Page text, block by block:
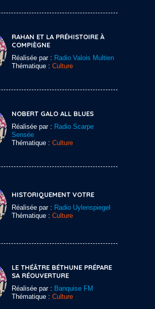
RAHAN ET LA PRÉHISTOIRE À
COMPIÈGNE
Réalisée par : Radio Valois Multien
Thématique : Culture
NOBERT GALO ALL BLUES
Réalisée par : Radio Scarpe
Sensée
Thématique : Culture
HISTORIQUEMENT VOTRE
Réalisée par : Radio Uylenspiegel
Thématique : Culture
LE THÉÂTRE BÉTHUNE PRÉPARE
SA RÉOUVERTURE
Réalisée par : Banquise FM
Thématique : Culture